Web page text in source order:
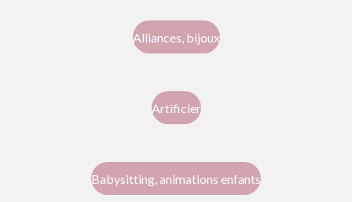
Alliances, bijoux
Artificier
Babysitting, animations enfants